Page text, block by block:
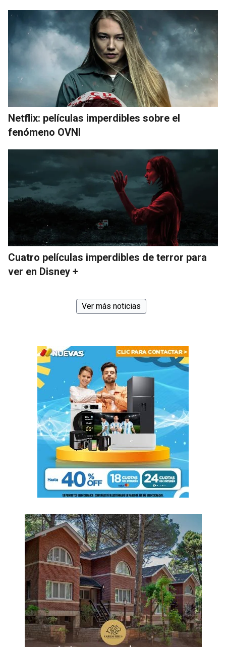
Netflix: películas imperdibles sobre el
fenómeno OVNI
Cuatro películas imperdibles de terror para
ver en Disney +
Ver más noticias